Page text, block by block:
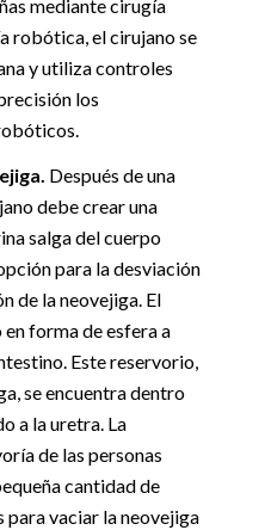
mediante cirugía
robótica, el cirujano se
y utiliza controles
los
Después de una
debe crear una
salga del cuerpo
para la desviación
de la neovejiga. El
forma de esfera a
Este reservorio,
se encuentra dentro
a la uretra. La
de las personas
cantidad de
vaciar la neovejiga